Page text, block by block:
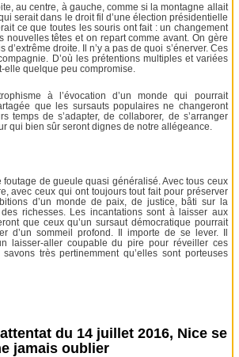
au centre, à gauche, comme si la montagne allait
serait dans le droit fil d’une élection présidentielle
ce que toutes les souris ont fait : un changement
nouvelles têtes et on repart comme avant. On gère
droite. Il n’y a pas de quoi s’énerver. Ces
D’où les prétentions multiples et variées
elle quelque peu compromise.
à l’évocation d’un monde qui pourrait
que les sursauts populaires ne changeront
temps de s’adapter, de collaborer, de s’arranger
qui bien sûr seront dignes de notre allégeance.
de gueule quasi généralisé. Avec tous ceux
avec ceux qui ont toujours tout fait pour préserver
d’un monde de paix, de justice, bâti sur la
richesses. Les incantations sont à laisser aux
que ceux qu’un sursaut démocratique pourrait
d’un sommeil profond. Il importe de se lever. Il
laisser-aller coupable du pire pour réveiller ces
très pertinemment qu’elles sont porteuses
du 14 juillet 2016, Nice se
jamais oublier